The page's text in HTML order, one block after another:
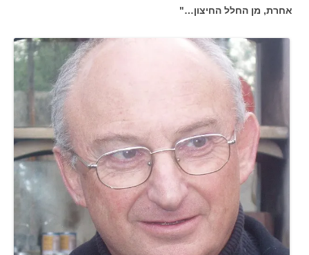
אחרת, מן החלל החיצון…"